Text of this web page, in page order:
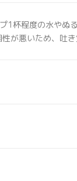
1杯程度の水やぬ
が悪いため、吐